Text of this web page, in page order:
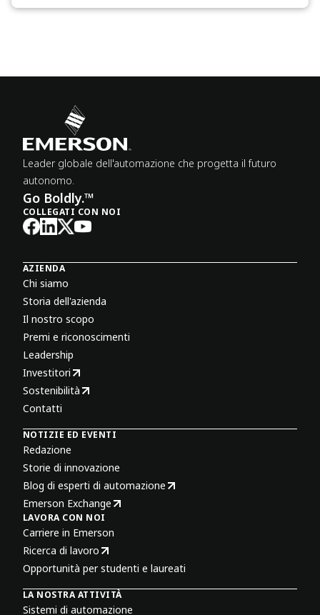
Leader globale dell'automazione che progetta il futuro
autonomo.
Go Boldly.™
COLLEGATI CON NOI
AZIENDA
Chi siamo
Storia dell'azienda
Il nostro scopo
Premi e riconoscimenti
Leadership
Investitori
Sostenibilità
Contatti
NOTIZIE ED EVENTI
Redazione
Storie di innovazione
Blog di esperti di automazione
Emerson Exchange
LAVORA CON NOI
Carriere in Emerson
Ricerca di lavoro
Opportunità per studenti e laureati
LA NOSTRA ATTIVITÀ
Sistemi di automazione